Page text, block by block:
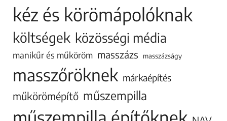
kéz és körömápolóknak
költségek közösségi média
manikűr és műköröm masszázs masszázságy
masszőröknek márkaépítés
műkörömépítő műszempilla